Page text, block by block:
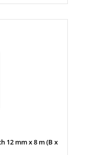
12 mm x 8 m (B x